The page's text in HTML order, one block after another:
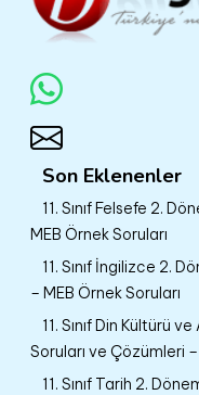
Son Eklenenler
11. Sınıf Felsefe 2.
MEB Örnek Soruları
11. Sınıf İngilizce 2.
– MEB Örnek Soruları
11. Sınıf Din Kültürü
Soruları ve Çözümleri
11. Sınıf Tarih 2.